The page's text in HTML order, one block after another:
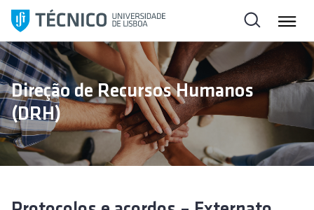
l
t
a
r
p
a
a
Direção de Recursos Humanos
(DRH)